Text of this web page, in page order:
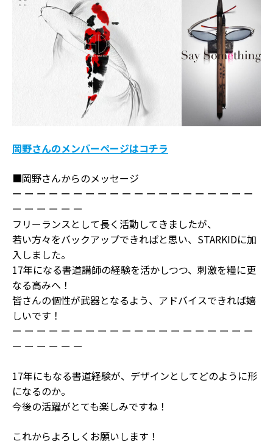
岡野さんのメンバーページはコチラ
■岡野さんからのメッセージ
ー ー ー ー ー ー ー ー ー ー ー ー ー ー ー ー ー ー ー ー
ー ー ー ー ー ー
フリーランスとして長く活動してきましたが、
若い方々をバックアップできればと思い、STARKIDに加
入しました。
17年になる書道講師の経験を活かしつつ、刺激を糧に更
なる高みへ！
皆さんの個性が武器となるよう、アドバイスできれば嬉
しいです！
ー ー ー ー ー ー ー ー ー ー ー ー ー ー ー ー ー ー ー ー
ー ー ー ー ー ー
17年にもなる書道経験が、デザインとしてどのように形
になるのか。
今後の活躍がとても楽しみですね！
これからよろしくお願いします！